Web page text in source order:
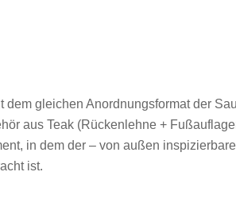
dem gleichen Anordnungsformat der
aus Teak (Rückenlehne +
in dem der – von außen
ist.